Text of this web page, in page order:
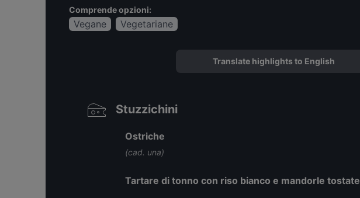
Comprende opzioni:
Vegane Vegetariane
Translate highlights to English
Stuzzichini
Ostriche
(cad. una)
Tartare di tonno con riso bianco e mandorle tostate